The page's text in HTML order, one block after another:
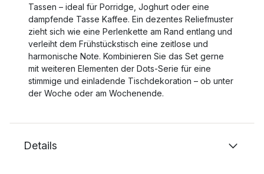
Tassen – ideal für Porridge, Joghurt oder eine
dampfende Tasse Kaffee. Ein dezentes Reliefmuster
zieht sich wie eine Perlenkette am Rand entlang und
verleiht dem Frühstückstisch eine zeitlose und
harmonische Note. Kombinieren Sie das Set gerne
mit weiteren Elementen der Dots-Serie für eine
stimmige und einladende Tischdekoration – ob unter
der Woche oder am Wochenende.
Details